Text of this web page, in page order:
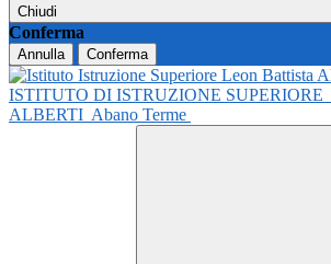
Chiudi
Conferma
Annulla Conferma
ISTITUTO DI ISTRUZIONE SUPERIORE
ALBERTI Abano Terme